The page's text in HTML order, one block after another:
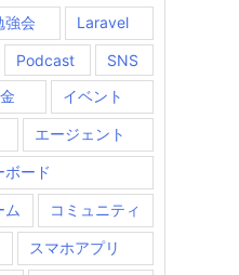
強会 Laravel
Podcast
SNS
イベント
エージェント
ボード
ム コミュニティ
スマホアプリ